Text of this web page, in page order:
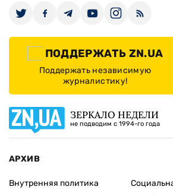
ПОДДЕРЖАТЬ ZN.UA
Поддержать независимую
журналистику!
ЗЕРКАЛО НЕДЕЛИ
не подводим с 1994-го года
АРХИВ
Внутренняя политика